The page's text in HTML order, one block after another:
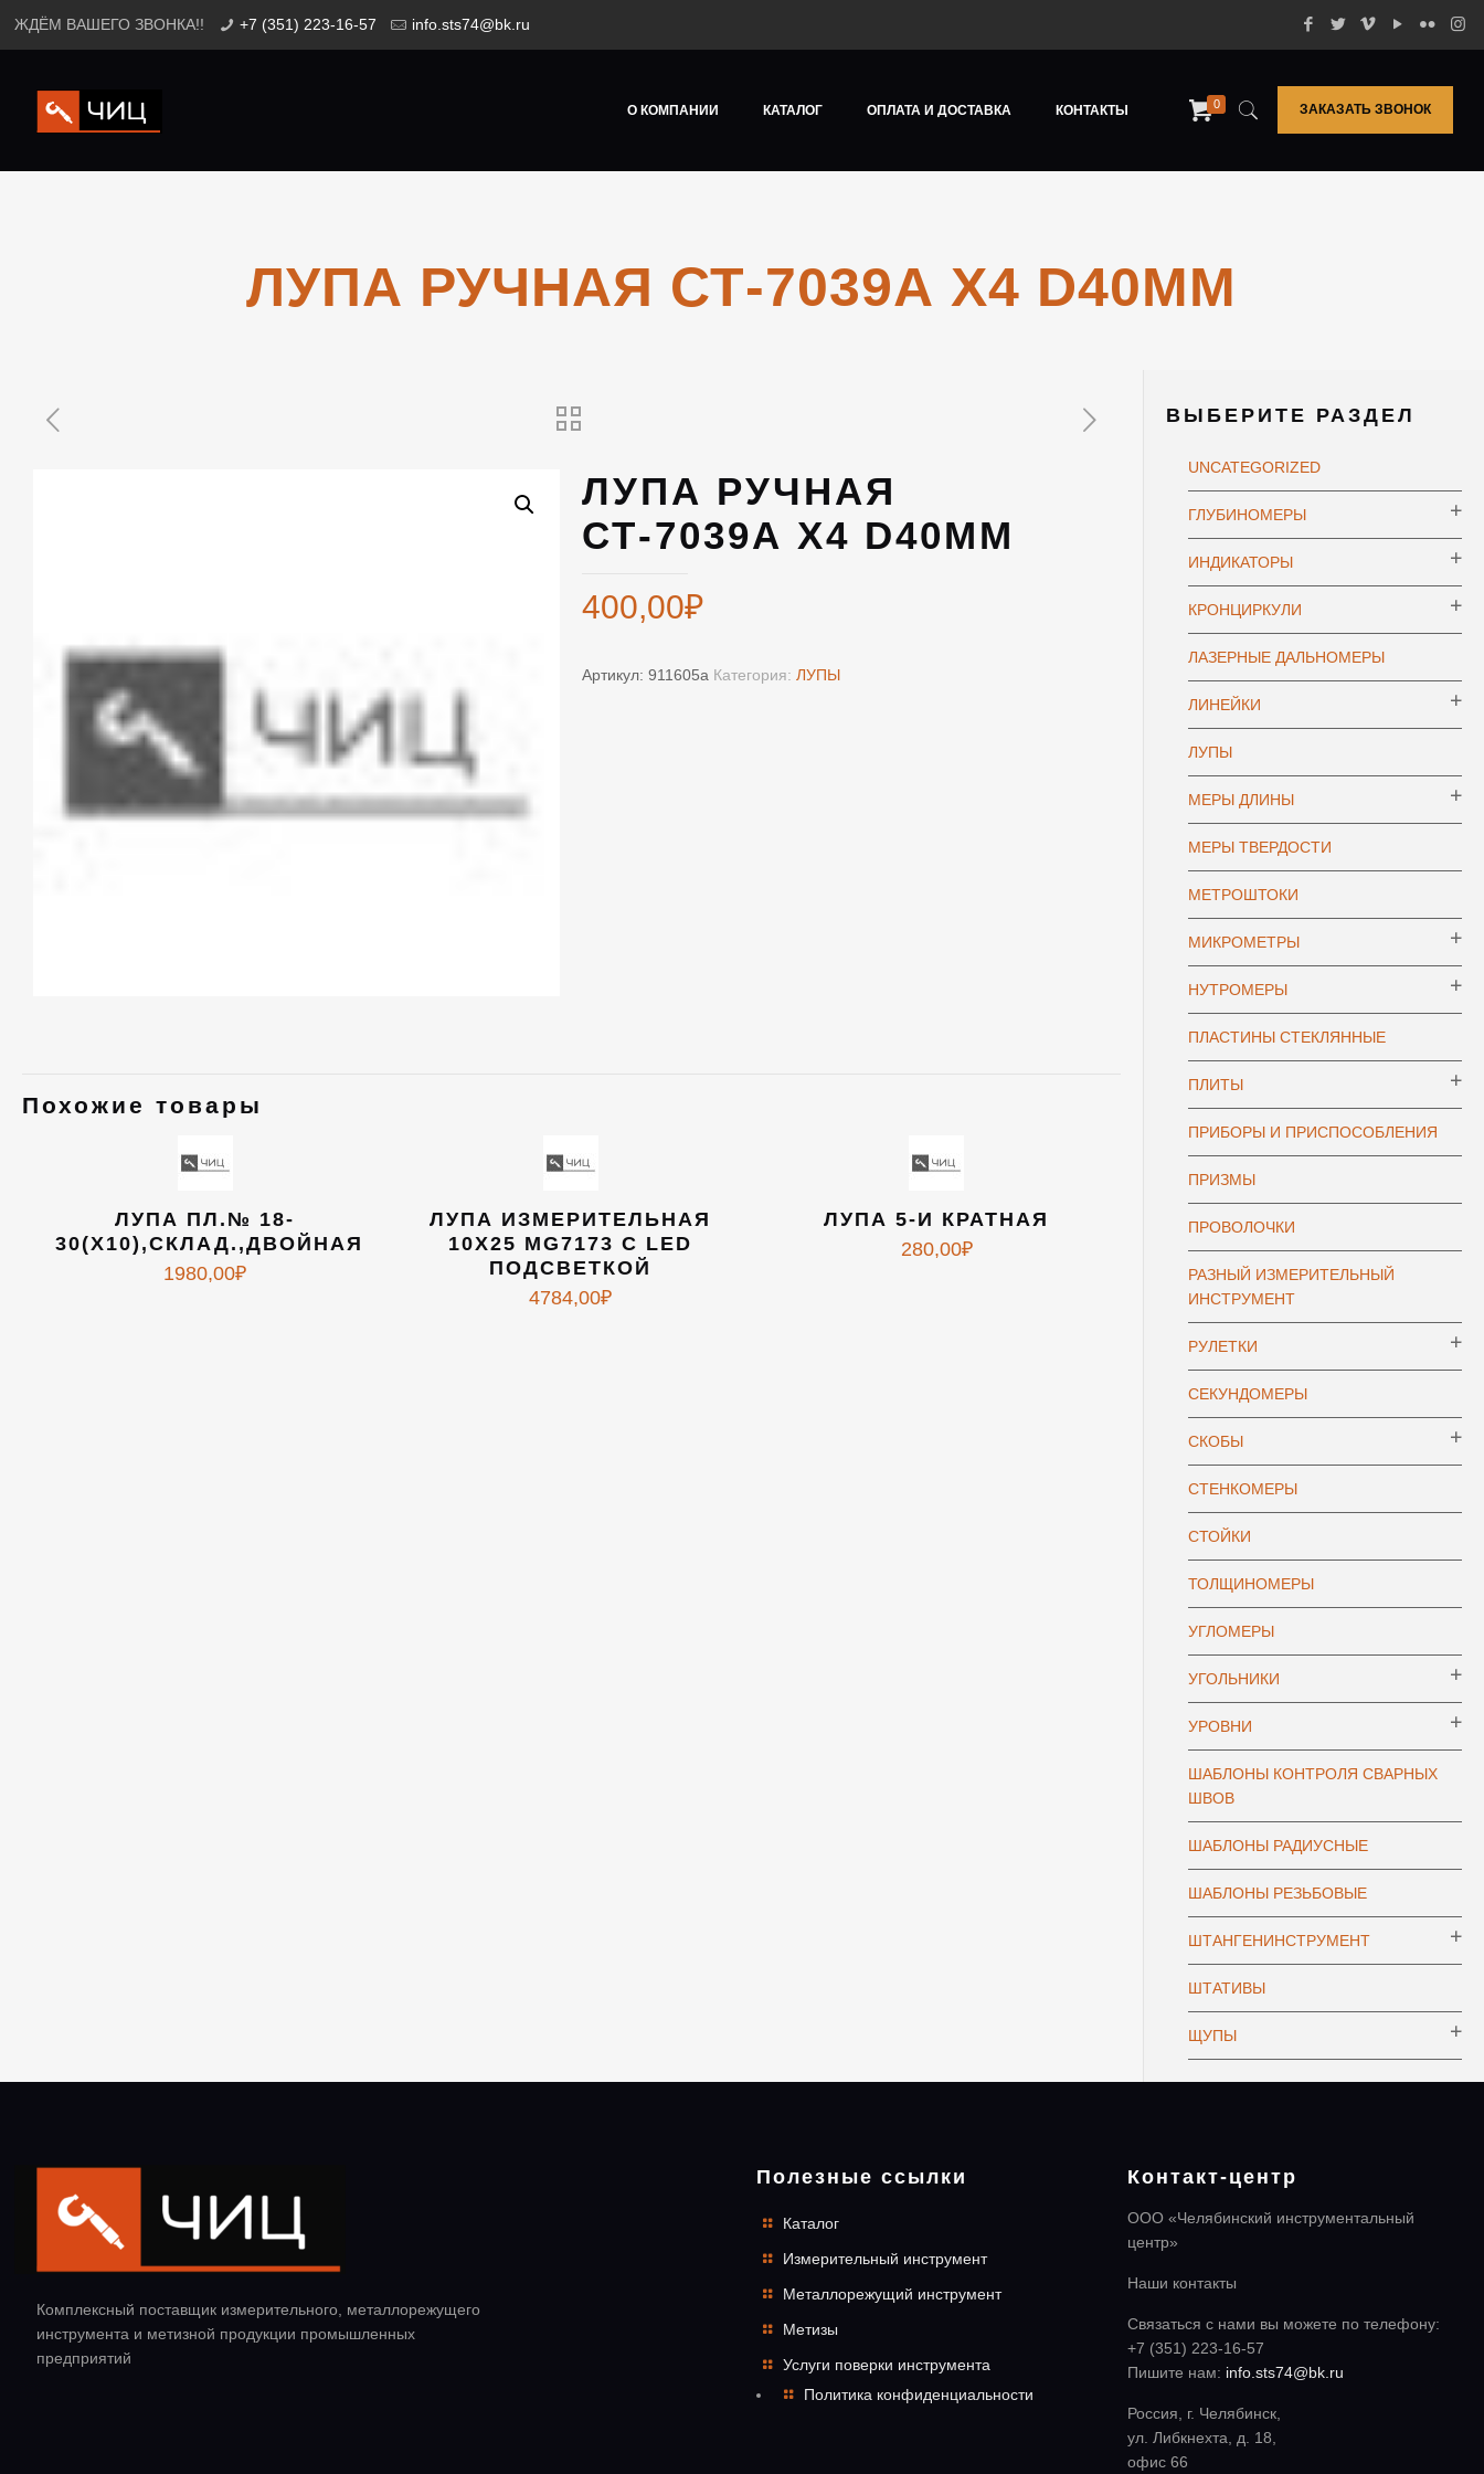
ЖДЁМ ВАШЕГО ЗВОНКА!! +7 (351) 223-16-57 info.sts74@bk.ru
О КОМПАНИИ КАТАЛОГ ОПЛАТА И ДОСТАВКА КОНТАКТЫ 0 ЗАКАЗАТЬ ЗВОНОК
ЛУПА РУЧНАЯ СТ-7039А Х4 D40ММ
ЛУПА РУЧНАЯ
СТ-7039А Х4 D40ММ
400,00₽
Артикул:911605а Категория:ЛУПЫ
Похожие товары
ЛУПА ПЛ.№ 18-
30(Х10),СКЛАД.,ДВОЙНАЯ
1980,00₽
ЛУПА ИЗМЕРИТЕЛЬНАЯ
10Х25 MG7173 С LED
ПОДСВЕТКОЙ
4784,00₽
ЛУПА 5-И КРАТНАЯ
280,00₽
ВЫБЕРИТЕ РАЗДЕЛ
UNCATEGORIZED
ГЛУБИНОМЕРЫ
ИНДИКАТОРЫ
КРОНЦИРКУЛИ
ЛАЗЕРНЫЕ ДАЛЬНОМЕРЫ
ЛИНЕЙКИ
ЛУПЫ
МЕРЫ ДЛИНЫ
МЕРЫ ТВЕРДОСТИ
МЕТРОШТОКИ
МИКРОМЕТРЫ
НУТРОМЕРЫ
ПЛАСТИНЫ СТЕКЛЯННЫЕ
ПЛИТЫ
ПРИБОРЫ И ПРИСПОСОБЛЕНИЯ
ПРИЗМЫ
ПРОВОЛОЧКИ
РАЗНЫЙ ИЗМЕРИТЕЛЬНЫЙ
ИНСТРУМЕНТ
РУЛЕТКИ
СЕКУНДОМЕРЫ
СКОБЫ
СТЕНКОМЕРЫ
СТОЙКИ
ТОЛЩИНОМЕРЫ
УГЛОМЕРЫ
УГОЛЬНИКИ
УРОВНИ
ШАБЛОНЫ КОНТРОЛЯ СВАРНЫХ
ШВОВ
ШАБЛОНЫ РАДИУСНЫЕ
ШАБЛОНЫ РЕЗЬБОВЫЕ
ШТАНГЕНИНСТРУМЕНТ
ШТАТИВЫ
ЩУПЫ
Комплексный поставщик измерительного, металлорежущего
инструмента и метизной продукции промышленных
предприятий
Полезные ссылки
Каталог
Измерительный инструмент
Металлорежущий инструмент
Метизы
Услуги поверки инструмента
Политика конфиденциальности
Контакт-центр
ООО «Челябинский инструментальный
центр»
Наши контакты
Связаться с нами вы можете по телефону:
+7 (351) 223-16-57
Пишите нам: info.sts74@bk.ru
Россия, г. Челябинск,
ул. Либкнехта, д. 18,
офис 66